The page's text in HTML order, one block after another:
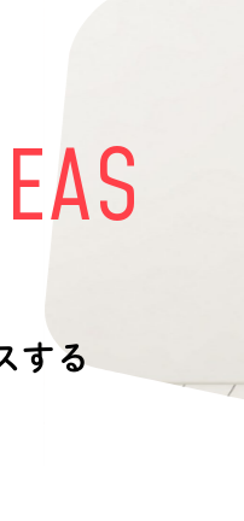
会社 概 要
門家 の ご紹介
EAS
す る